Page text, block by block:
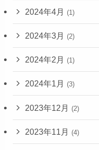
2024年4月 (1)
2024年3月 (2)
2024年2月 (1)
2024年1月 (3)
2023年12月 (2)
2023年11月 (4)